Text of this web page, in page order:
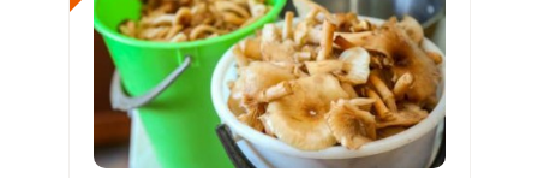
Витамин
В9
7.9 мкг 400 мкг 0.2 2
Витамин
В12
3 мкг 0 0